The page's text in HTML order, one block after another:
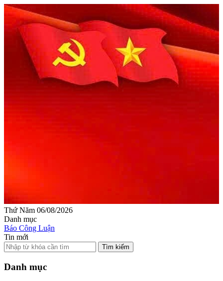
Thứ Năm 06/08/2026
Danh mục
Báo Công Luận
Tin mới
Tìm kiếm
Danh mục